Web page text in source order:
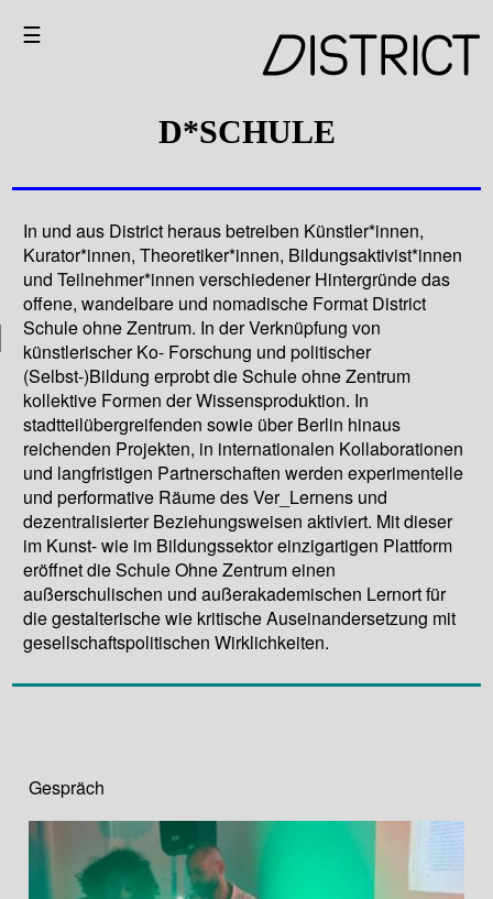
☰
D*SCHULE
In und aus District heraus betreiben Künstler*innen,
Kurator*innen, Theoretiker*innen, Bildungsaktivist*innen
und Teilnehmer*innen verschiedener Hintergründe das
offene, wandelbare und nomadische Format District
Schule ohne Zentrum. In der Verknüpfung von
künstlerischer Ko- Forschung und politischer
(Selbst-)Bildung erprobt die Schule ohne Zentrum
kollektive Formen der Wissensproduktion. In
stadtteilübergreifenden sowie über Berlin hinaus
reichenden Projekten, in internationalen Kollaborationen
und langfristigen Partnerschaften werden experimentelle
und performative Räume des Ver_Lernens und
dezentralisierter Beziehungsweisen aktiviert. Mit dieser
im Kunst- wie im Bildungssektor einzigartigen Plattform
eröffnet die Schule Ohne Zentrum einen
außerschulischen und außerakademischen Lernort für
die gestalterische wie kritische Auseinandersetzung mit
gesellschaftspolitischen Wirklichkeiten.
Gespräch